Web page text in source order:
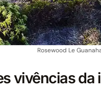
Rosewood Le
vivências da